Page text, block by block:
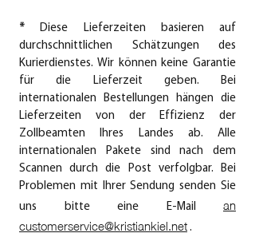
* Diese Lieferzeiten basieren auf
durchschnittlichen Schätzungen des
Kurierdienstes. Wir können keine Garantie
für die Lieferzeit geben. Bei
internationalen Bestellungen hängen die
Lieferzeiten von der Effizienz der
Zollbeamten Ihres Landes ab. Alle
internationalen Pakete sind nach dem
Scannen durch die Post verfolgbar. Bei
Problemen mit Ihrer Sendung senden Sie
uns bitte eine E-Mail
an
customerservice@kristiankiel.net .